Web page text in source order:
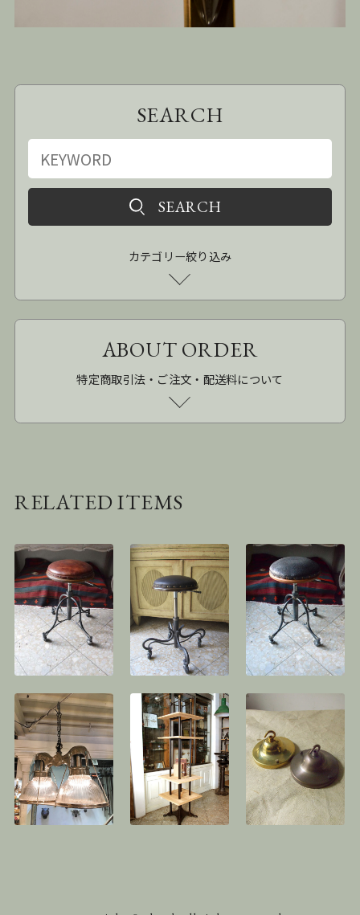
SEARCH
カテゴリー絞り込み
ABOUT ORDER
特定商取引法・ご注文・配送料について
RELATED ITEMS